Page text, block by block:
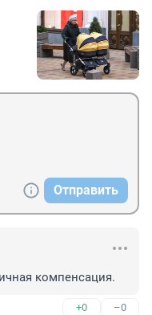
Отправить
компенсация.
+0 –0